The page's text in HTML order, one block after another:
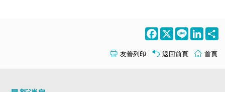
Facebook
X Line
友善列印 返回前頁 首頁